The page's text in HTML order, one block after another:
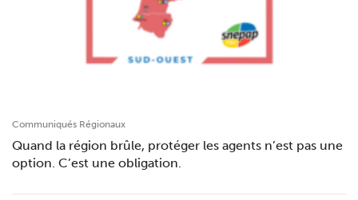
Communiqués Régionaux
Quand la région brûle, protéger les agents n’est pas une
option. C’est une obligation.